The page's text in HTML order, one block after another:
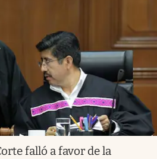
falló a favor de la